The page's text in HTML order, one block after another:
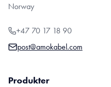
Norway
+47 70 17 18 90
post@amokabel.com
Produkter